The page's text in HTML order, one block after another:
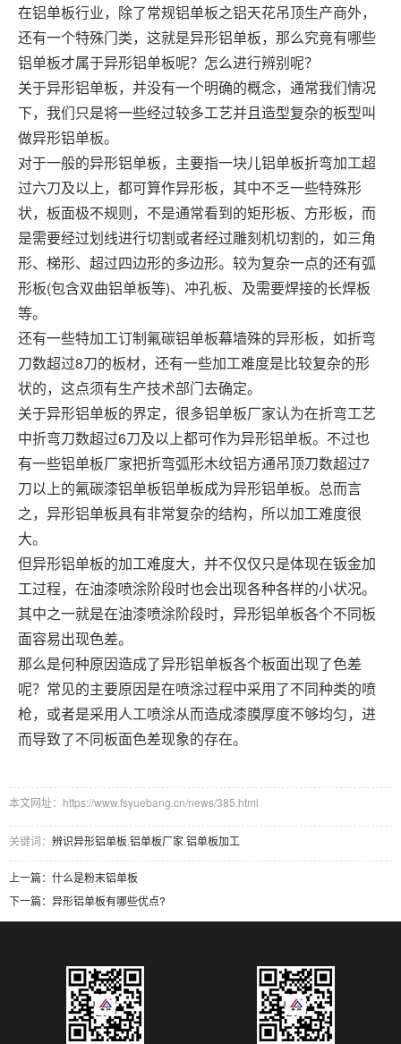
在铝单板行业，除了常规铝单板之铝天花吊顶生产商外，
还有一个特殊门类，这就是异形铝单板，那么究竟有哪些
铝单板才属于异形铝单板呢？怎么进行辨别呢？
关于异形铝单板，并没有一个明确的概念，通常我们情况
下，我们只是将一些经过较多工艺并且造型复杂的板型叫
做异形铝单板。
对于一般的异形铝单板，主要指一块儿铝单板折弯加工超
过六刀及以上，都可算作异形板，其中不乏一些特殊形
状，板面极不规则，不是通常看到的矩形板、方形板，而
是需要经过划线进行切割或者经过雕刻机切割的，如三角
形、梯形、超过四边形的多边形。较为复杂一点的还有弧
形板(包含双曲铝单板等)、冲孔板、及需要焊接的长焊板
等。
还有一些特加工订制氟碳铝单板幕墙殊的异形板，如折弯
刀数超过8刀的板材，还有一些加工难度是比较复杂的形
状的，这点须有生产技术部门去确定。
关于异形铝单板的界定，很多铝单板厂家认为在折弯工艺
中折弯刀数超过6刀及以上都可作为异形铝单板。不过也
有一些铝单板厂家把折弯弧形木纹铝方通吊顶刀数超过7
刀以上的氟碳漆铝单板铝单板成为异形铝单板。总而言
之，异形铝单板具有非常复杂的结构，所以加工难度很
大。
但异形铝单板的加工难度大，并不仅仅只是体现在钣金加
工过程，在油漆喷涂阶段时也会出现各种各样的小状况。
其中之一就是在油漆喷涂阶段时，异形铝单板各个不同板
面容易出现色差。
那么是何种原因造成了异形铝单板各个板面出现了色差
呢？常见的主要原因是在喷涂过程中采用了不同种类的喷
枪，或者是采用人工喷涂从而造成漆膜厚度不够均匀，进
而导致了不同板面色差现象的存在。
本文网址：https://www.fsyuebang.cn/news/385.html
关键词： 辨识异形铝单板 铝单板厂家 铝单板加工
上一篇： 什么是粉末铝单板
下一篇： 异形铝单板有哪些优点?